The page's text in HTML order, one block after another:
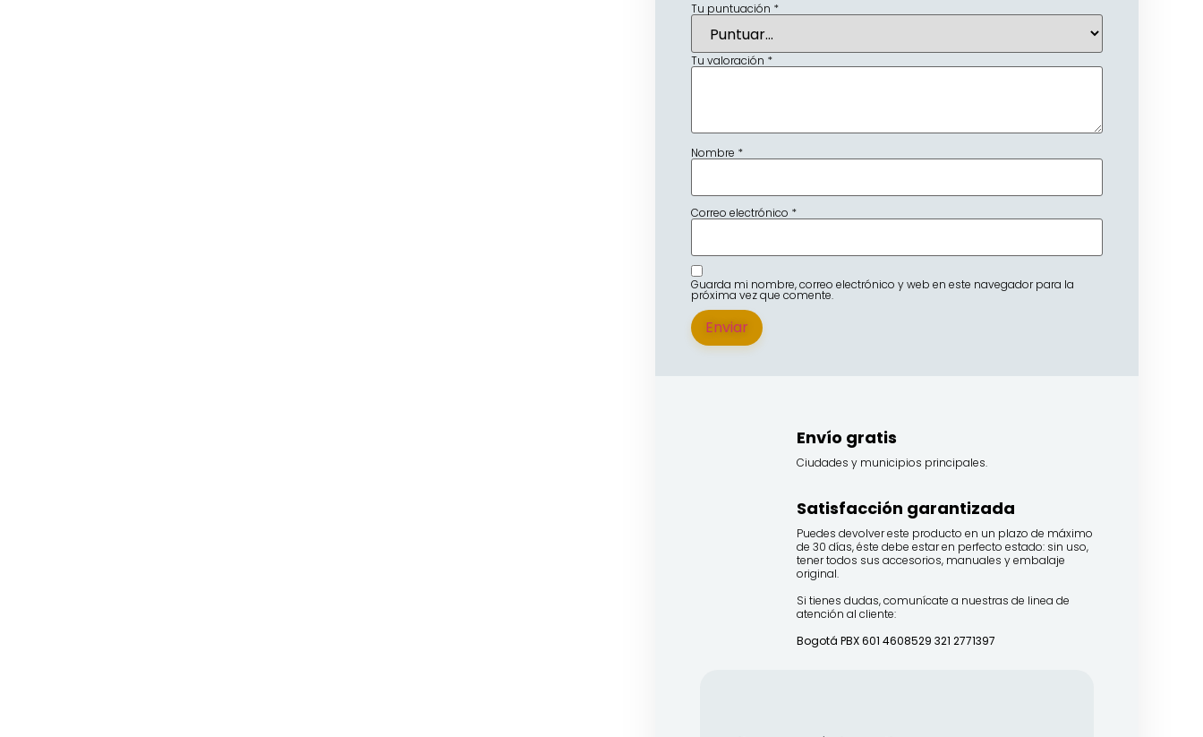
Tu puntuación *
Tu valoración *
Nombre *
Correo electrónico *
Guarda mi nombre, correo electrónico y web en este navegador para la
próxima vez que comente.
Envío gratis
Ciudades y municipios principales.
Satisfacción garantizada​
Puedes devolver este producto en un plazo de máximo
de 30 días, éste debe estar en perfecto estado: sin uso,
tener todos sus accesorios, manuales y embalaje
original.
Si tienes dudas, comunícate a nuestras de linea de
atención al cliente:
Bogotá PBX 601 4608529 321 2771397